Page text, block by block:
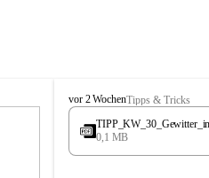
L
a
e
vor 2 WochenTipps & Tricks
0,1 MB